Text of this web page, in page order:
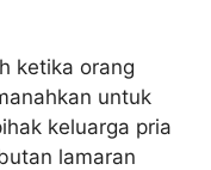
ketika orang
untuk
keluarga pria
lamaran